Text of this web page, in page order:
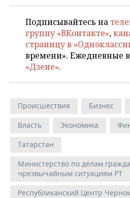
Подписывайтесь на
группу «ВКонтакте»,
страницу в
времени». Ежедневные
«Дзене».
Происшествия Бизнес
Власть
Экономика
Татарстан
Министерство по делам
чрезвычайным ситуациям РТ
Республиканский Центр